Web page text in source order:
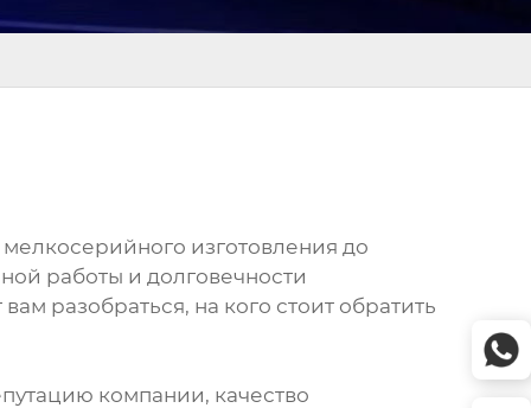
изготовления до
работы и долговечности
разобраться, на кого стоит обратить
компании, качество